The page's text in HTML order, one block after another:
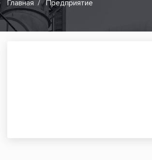
Главная Предприятие